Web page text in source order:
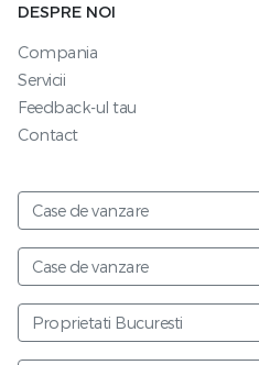
DESPRE NOI
Compania
Servicii
Feedback-ul tau
Contact
Case de vanzare
Case de vanzare
Proprietati Bucuresti